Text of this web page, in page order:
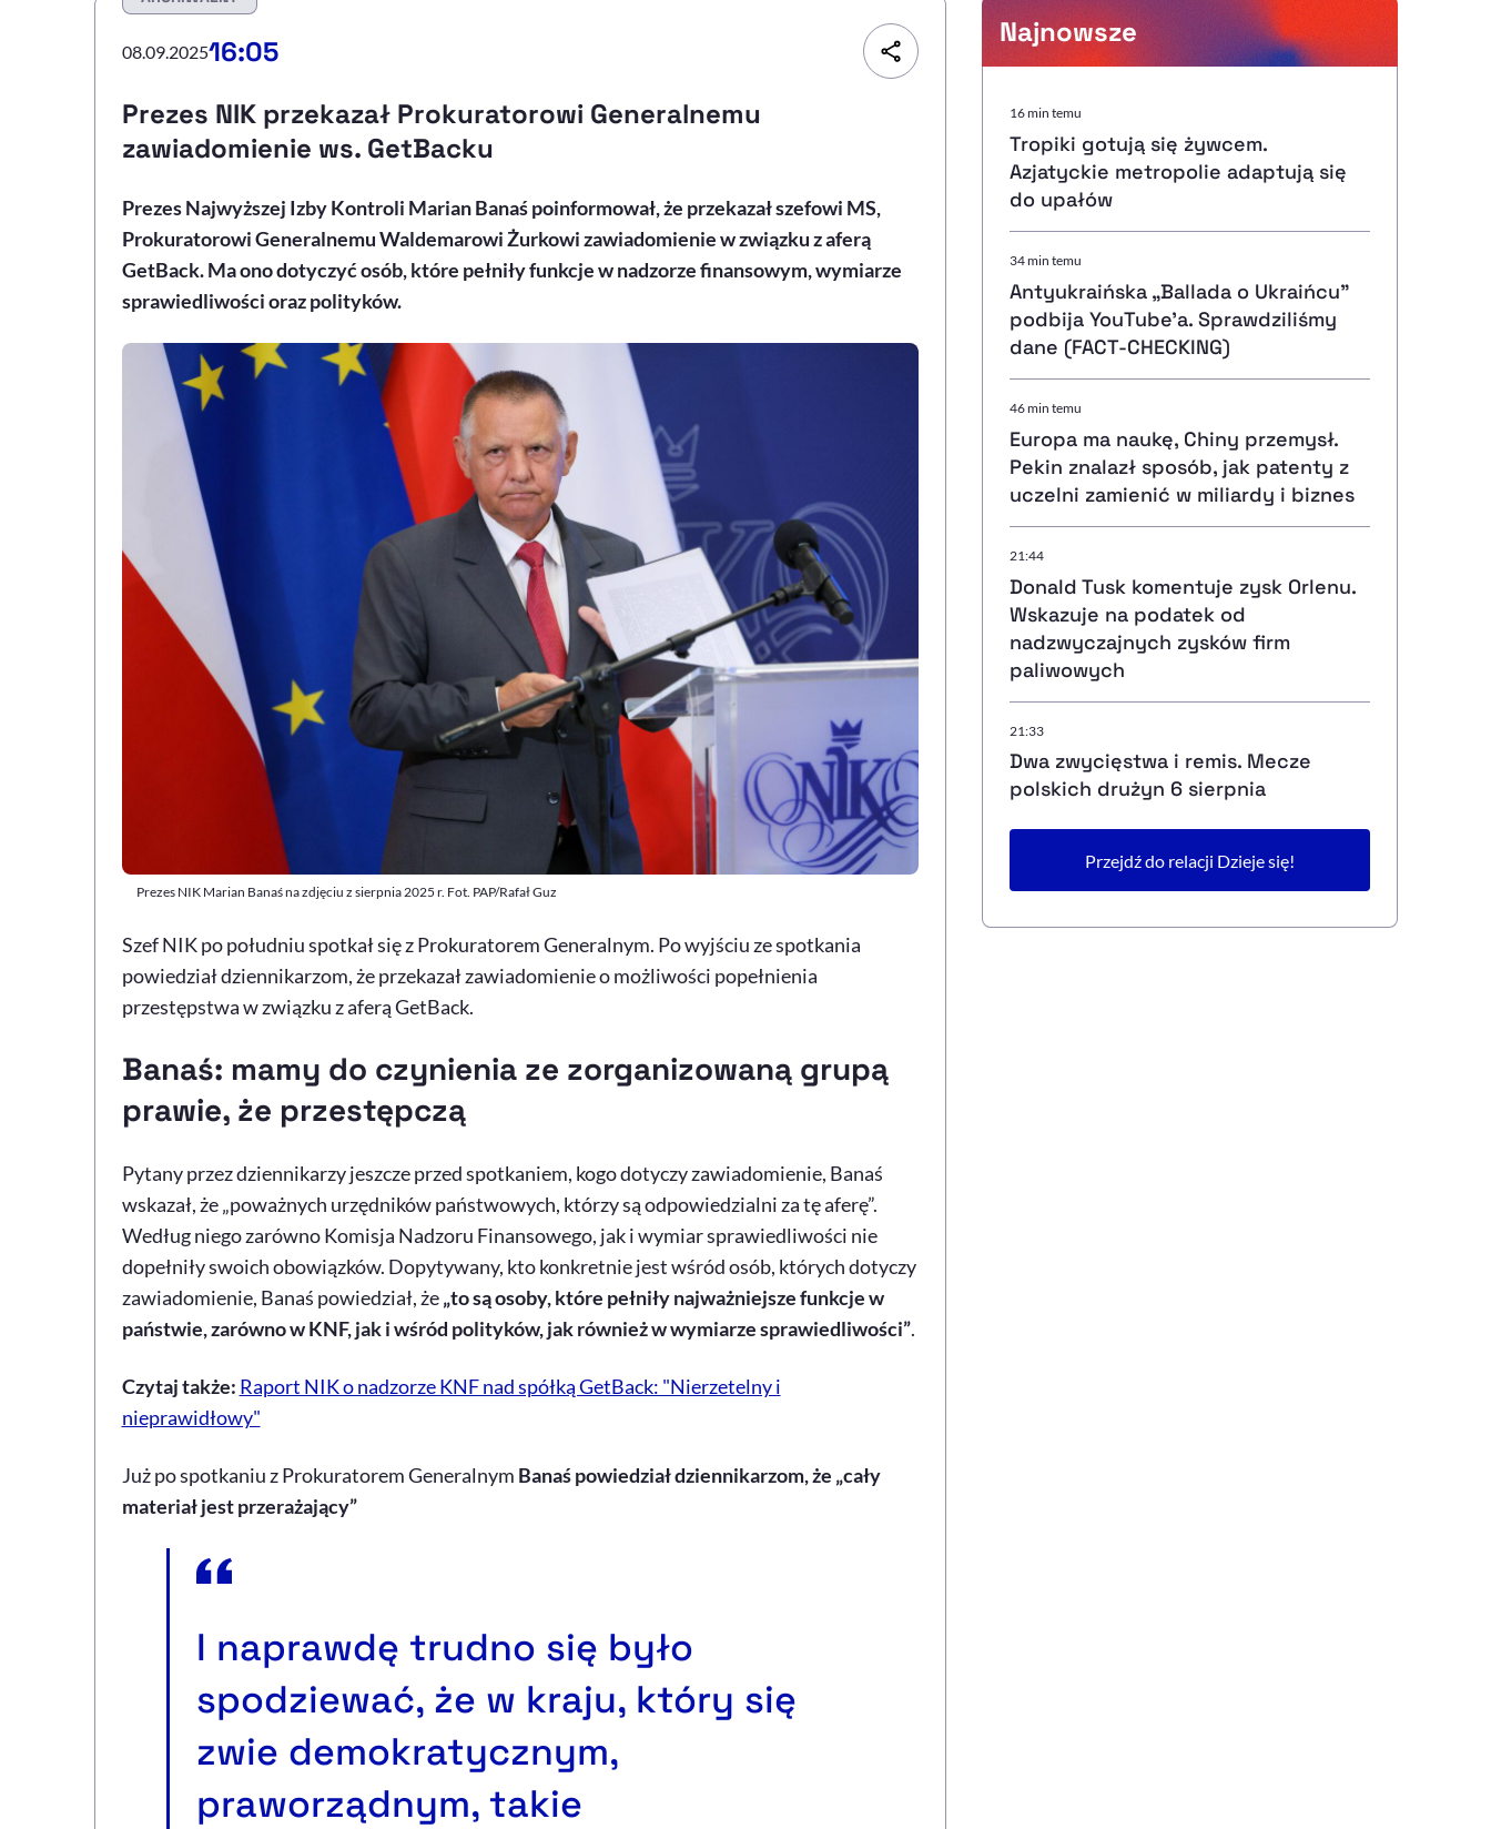
Resetuj opcje
Ułatwienia dostępności wspierają:
Sprawdź, jak i dlaczego zwiększamy dostępność , otwiera się w nowym
Deklaracja dostępności
08.09.202516:05
Prezes NIK przekazał Prokuratorowi Generalnemu
zawiadomienie ws. GetBacku
Prezes Najwyższej Izby Kontroli Marian Banaś poinformował, że przekazał szefowi MS,
Prokuratorowi Generalnemu Waldemarowi Żurkowi zawiadomienie w związku z aferą
GetBack. Ma ono dotyczyć osób, które pełniły funkcje w nadzorze finansowym, wymiarze
sprawiedliwości oraz polityków.
Prezes NIK Marian Banaś na zdjęciu z sierpnia 2025 r. Fot. PAP/Rafał Guz
Szef NIK po południu spotkał się z Prokuratorem Generalnym. Po wyjściu ze spotkania
powiedział dziennikarzom, że przekazał zawiadomienie o możliwości popełnienia
przestępstwa w związku z aferą GetBack.
Banaś: mamy do czynienia ze zorganizowaną grupą
prawie, że przestępczą
Pytany przez dziennikarzy jeszcze przed spotkaniem, kogo dotyczy zawiadomienie, Banaś
wskazał, że „poważnych urzędników państwowych, którzy są odpowiedzialni za tę aferę”.
Według niego zarówno Komisja Nadzoru Finansowego, jak i wymiar sprawiedliwości nie
dopełniły swoich obowiązków. Dopytywany, kto konkretnie jest wśród osób, których dotyczy
zawiadomienie, Banaś powiedział, że„to są osoby, które pełniły najważniejsze funkcje w
państwie, zarówno w KNF, jak i wśród polityków, jak również w wymiarze sprawiedliwości”.
Czytaj także: Raport NIK o nadzorze KNF nad spółką GetBack: "Nierzetelny i
nieprawidłowy"
Już po spotkaniu z Prokuratorem Generalnym Banaś powiedział dziennikarzom, że „cały
materiał jest przerażający”
I naprawdę trudno się było
spodziewać, że w kraju, który się
zwie demokratycznym,
praworządnym, takie
Najnowsze
16 min temu
Tropiki gotują się żywcem.
Azjatyckie metropolie adaptują się
do upałów
34 min temu
Antyukraińska „Ballada o Ukraińcu”
podbija YouTube'a. Sprawdziliśmy
dane (FACT-CHECKING)
46 min temu
Europa ma naukę, Chiny przemysł.
Pekin znalazł sposób, jak patenty z
uczelni zamienić w miliardy i biznes
21:44
Donald Tusk komentuje zysk Orlenu.
Wskazuje na podatek od
nadzwyczajnych zysków firm
paliwowych
21:33
Dwa zwycięstwa i remis. Mecze
polskich drużyn 6 sierpnia
Przejdź do relacji Dzieje się!